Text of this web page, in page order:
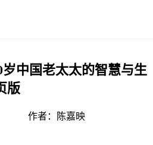
中国老太太的智慧与生
版
作者：
陈嘉映